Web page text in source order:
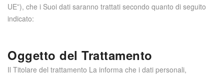
UE”), che i Suoi dati saranno trattati secondo quanto di seguito
indicato:
Oggetto del Trattamento
Il Titolare del trattamento La informa che i dati personali,